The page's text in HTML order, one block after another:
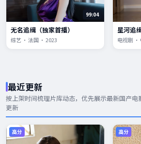
99:04
无名追缉（独家首播）
综艺 · 法国 · 2023
星河追
电视剧 ·
最近更新
按上架时间梳理片库动态，优先展示最新国产电
更新
高分 高分